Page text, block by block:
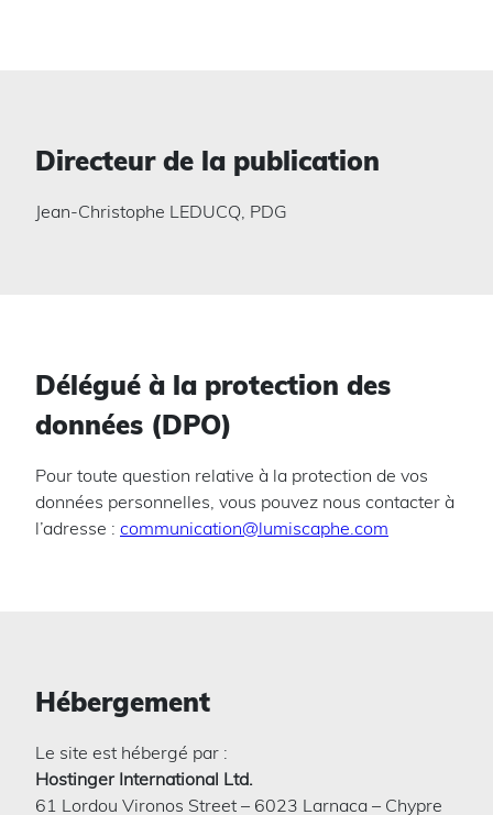
Directeur de la publication
Jean-Christophe LEDUCQ, PDG
Délégué à la protection des
données (DPO)
Pour toute question relative à la protection de vos
données personnelles, vous pouvez nous contacter à
l’adresse : communication@lumiscaphe.com
Hébergement
Le site est hébergé par :
Hostinger International Ltd.
61 Lordou Vironos Street – 6023 Larnaca – Chypre